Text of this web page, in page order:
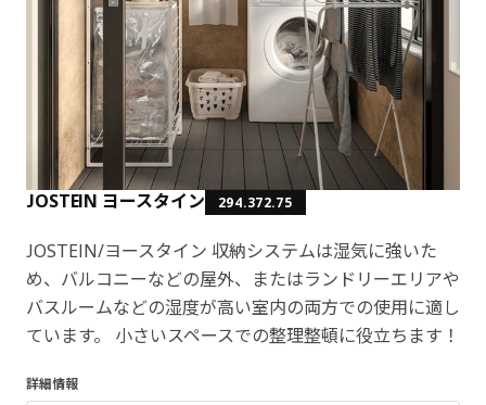
JOSTEIN ヨースタイン 294.372.75
JOSTEIN/ヨースタイン 収納システムは湿気に強いた
め、バルコニーなどの屋外、またはランドリーエリアや
バスルームなどの湿度が高い室内の両方での使用に適し
ています。 小さいスペースでの整理整頓に役立ちます！
詳細情報